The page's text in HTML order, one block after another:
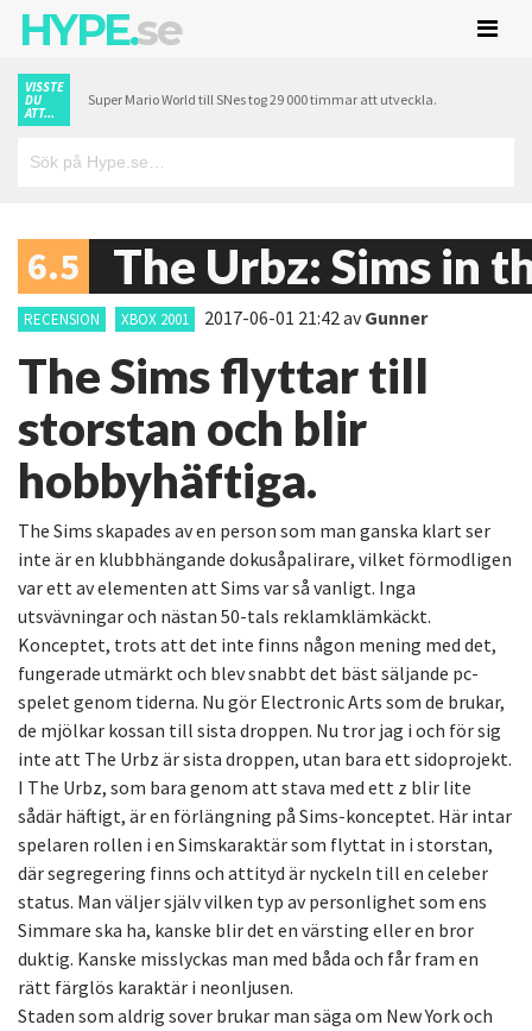
HYPE.se
VISSTE
DU
ATT...
Super Mario World till SNes tog 29 000 timmar att utveckla.
6.5 The Urbz: Sims in
RECENSION XBOX 2001 2017-06-01 21:42avGunner
The Sims flyttar till
storstan och blir
hobbyhäftiga.
The Sims skapades av en person som man ganska klart ser
inte är en klubbhängande dokusåpalirare, vilket förmodligen
var ett av elementen att Sims var så vanligt. Inga
utsvävningar och nästan 50-tals reklamklämkäckt.
Konceptet, trots att det inte finns någon mening med det,
fungerade utmärkt och blev snabbt det bäst säljande pc-
spelet genom tiderna. Nu gör Electronic Arts som de brukar,
de mjölkar kossan till sista droppen. Nu tror jag i och för sig
inte att The Urbz är sista droppen, utan bara ett sidoprojekt.
I The Urbz, som bara genom att stava med ett z blir lite
sådär häftigt, är en förlängning på Sims-konceptet. Här intar
spelaren rollen i en Simskaraktär som flyttat in i storstan,
där segregering finns och attityd är nyckeln till en celeber
status. Man väljer själv vilken typ av personlighet som ens
Simmare ska ha, kanske blir det en värsting eller en bror
duktig. Kanske misslyckas man med båda och får fram en
rätt färglös karaktär i neonljusen.
Staden som aldrig sover brukar man säga om New York och